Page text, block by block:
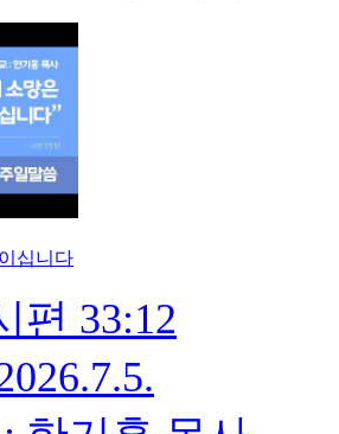
십니다
편 33:12